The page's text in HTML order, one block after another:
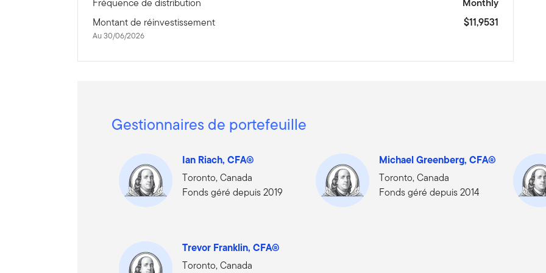
Fréquence de distribution
Monthly
Montant de réinvestissement
Au 30/06/2026
$11,9531
Gestionnaires de portefeuille
Ian Riach, CFA®
Toronto, Canada
Fonds géré depuis 2019
Michael Greenberg, CFA®
Toronto, Canada
Fonds géré depuis 2014
Trevor Franklin, CFA®
Toronto, Canada